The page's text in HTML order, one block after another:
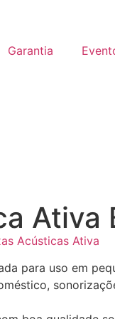
Garantia
Ativa
Acústicas Ativa
para uso em